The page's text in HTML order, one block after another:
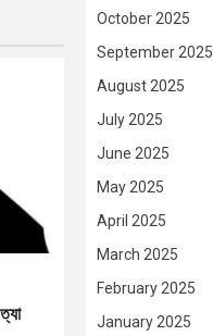
October 2025
September 2025
August 2025
July 2025
June 2025
May 2025
April 2025
March 2025
February 2025
January 2025